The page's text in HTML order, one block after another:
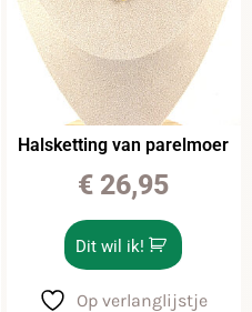
Halsketting van parelmoer
€ 26,95
Dit wil ik!
Op verlanglijstje